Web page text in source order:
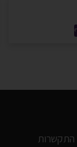
התקשרות